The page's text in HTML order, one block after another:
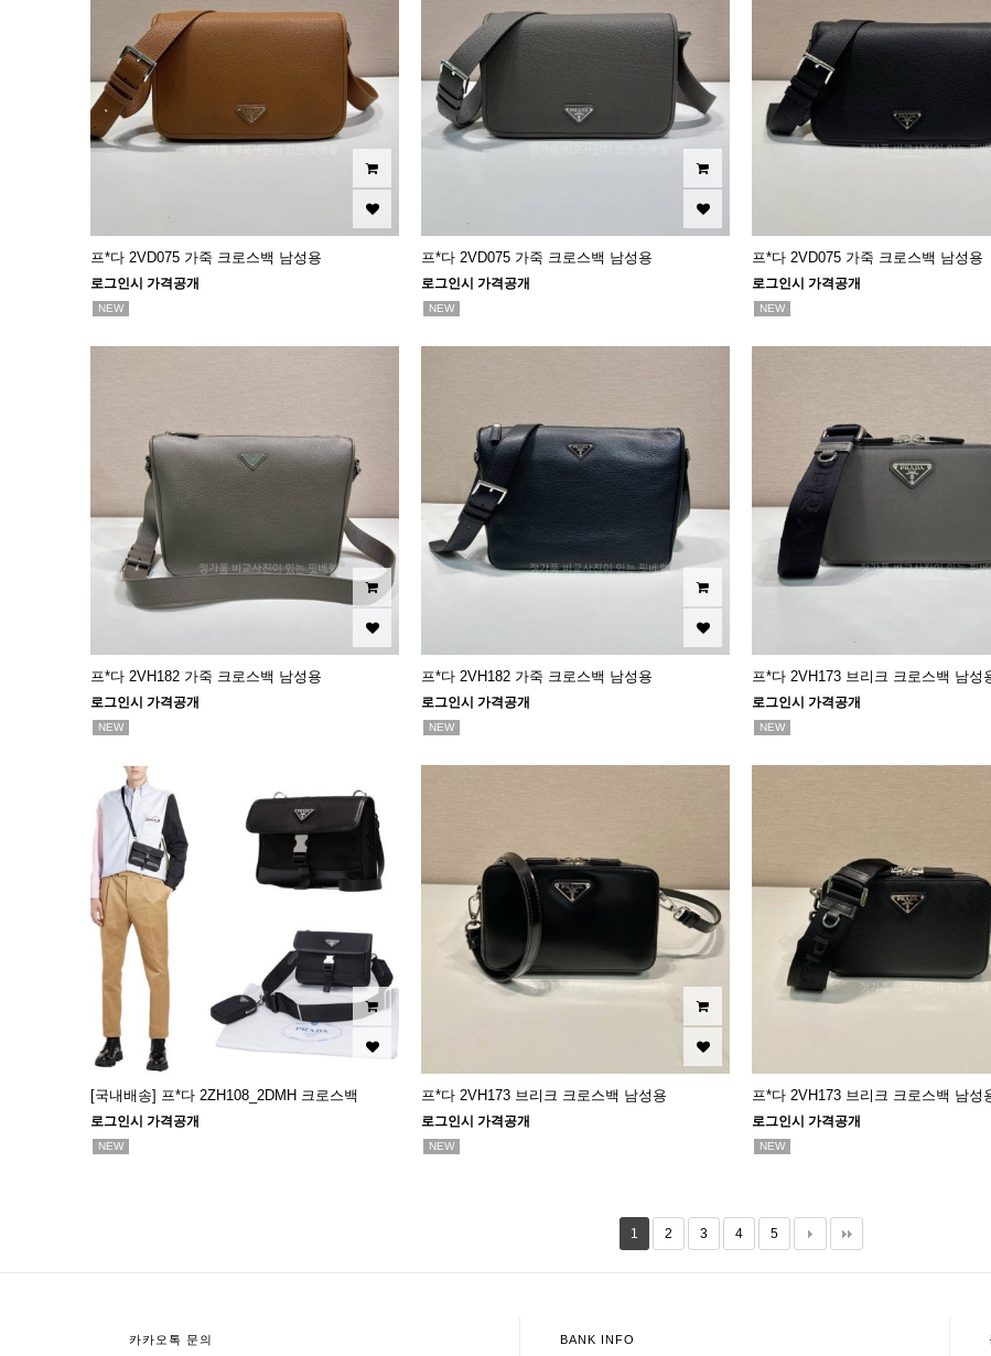
프*다 2VD075 가죽 크로스백 남성용
로그인시 가격공개
NEW
프*다 2VD075 가죽 크로스백 남성용
로그인시 가격공개
NEW
프*다 2VD075 가죽 크로스백 남성용
로그인시 가격공개
NEW
프*다 2VH182 가죽 크로스백 남성용
로그인시 가격공개
NEW
프*다 2VH182 가죽 크로스백 남성용
로그인시 가격공개
NEW
프*다 2VH173 브리크 크로스백 남성
로그인시 가격공개
NEW
[국내배송] 프*다 2ZH108_2DMH 크로스백
로그인시 가격공개
NEW
프*다 2VH173 브리크 크로스백 남성용
로그인시 가격공개
NEW
프*다 2VH173 브리크 크로스백 남성
로그인시 가격공개
NEW
1 2 3 4 5
카카오톡 문의 BANK INFO